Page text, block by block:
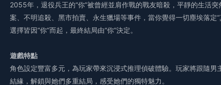
2055年，退役兵王的“你”被曾經並肩作戰的戰友暗殺，平靜的生活
案、不明追殺、黑市拍賣、永生獵場等事件，當你覺得一切塵埃落定
選擇皆因“你”而起，最終結局由“你”決定。
遊戲特點
角色設定豐富多元，為玩家帶來沉浸式推理偵破體驗。玩家將跟隨
結緣，解鎖與她們多重結局，感受她們的獨特魅力。